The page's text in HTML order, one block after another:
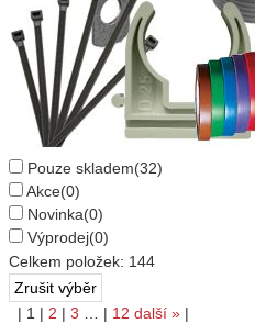
Pouze skladem(32)
Akce(0)
Novinka(0)
Výprodej(0)
Celkem položek: 144
| 1 | 2 | 3 … | 12 další » |